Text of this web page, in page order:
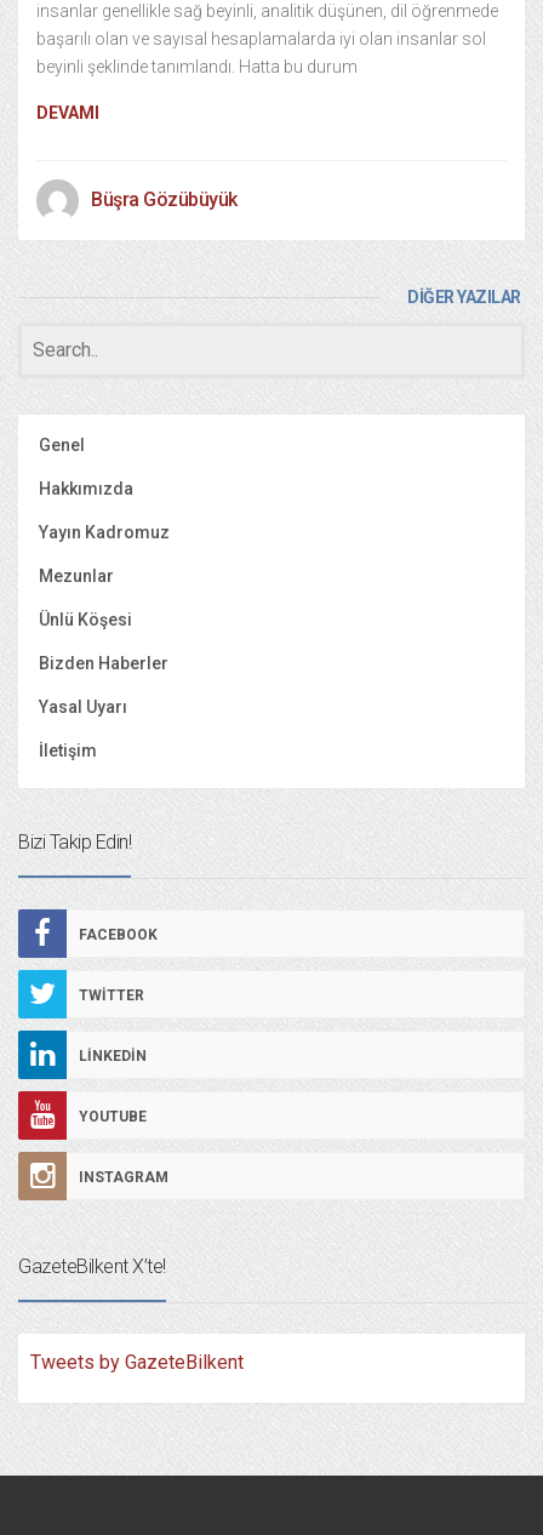
insanlar genellikle sağ beyinli, analitik düşünen, dil öğrenmede
başarılı olan ve sayısal hesaplamalarda iyi olan insanlar sol
beyinli şeklinde tanımlandı. Hatta bu durum
DEVAMI
Büşra Gözübüyük
DİĞER YAZILAR
Genel
Hakkımızda
Yayın Kadromuz
Mezunlar
Ünlü Köşesi
Bizden Haberler
Yasal Uyarı
İletişim
Bizi Takip Edin!
FACEBOOK
TWITTER
LINKEDIN
YOUTUBE
INSTAGRAM
GazeteBilkent X’te!
Tweets by GazeteBilkent